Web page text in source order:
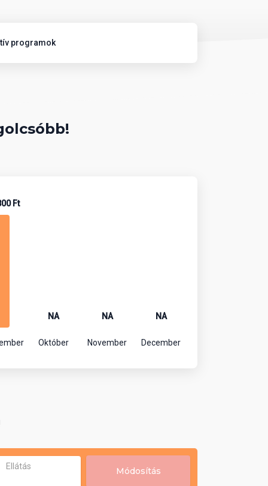
programok
Ft
NA
Október
NA
November
NA
December
Ellátás Módosítás